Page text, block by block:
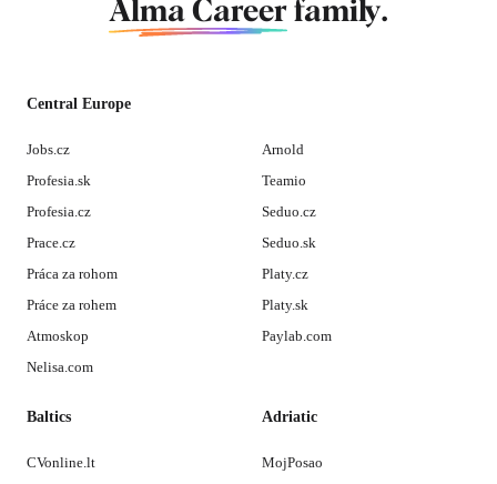
Alma Career family.
Central Europe
Jobs.cz
Profesia.sk
Profesia.cz
Prace.cz
Práca za rohom
Práce za rohem
Atmoskop
Nelisa.com
Arnold
Teamio
Seduo.cz
Seduo.sk
Platy.cz
Platy.sk
Paylab.com
Baltics
CVonline.lt
Adriatic
MojPosao